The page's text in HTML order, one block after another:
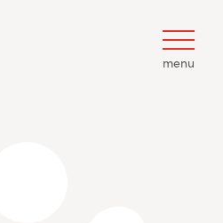
menu